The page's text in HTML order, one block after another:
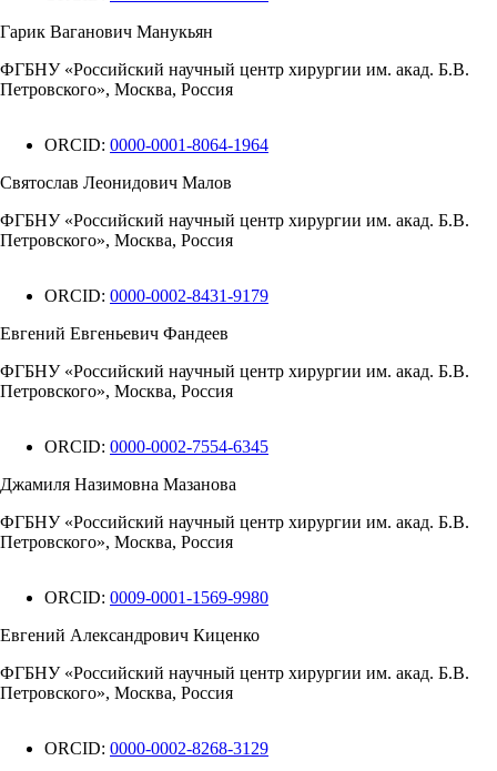
Гарик Ваганович Манукьян
ФГБНУ «Российский научный центр хирургии им. акад. Б.В.
Петровского», Москва, Россия
ORCID: 0000-0001-8064-1964
Святослав Леонидович Малов
ФГБНУ «Российский научный центр хирургии им. акад. Б.В.
Петровского», Москва, Россия
ORCID: 0000-0002-8431-9179
Евгений Евгеньевич Фандеев
ФГБНУ «Российский научный центр хирургии им. акад. Б.В.
Петровского», Москва, Россия
ORCID: 0000-0002-7554-6345
Джамиля Назимовна Мазанова
ФГБНУ «Российский научный центр хирургии им. акад. Б.В.
Петровского», Москва, Россия
ORCID: 0009-0001-1569-9980
Евгений Александрович Киценко
ФГБНУ «Российский научный центр хирургии им. акад. Б.В.
Петровского», Москва, Россия
ORCID: 0000-0002-8268-3129